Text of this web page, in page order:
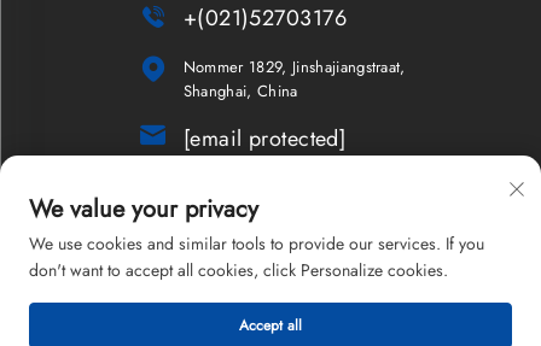
 +(021)52703176

Nommer 1829, Jinshajiangstraat,
Shanghai, China
 [email protected]
Nuusbrief
Kopiereg © 2026 Shanghai Maxam Company Limited. Alle regte
We value your privacy
We use cookies and similar tools to provide our services. If you
don't want to accept all cookies, click Personalize cookies.
Accept all